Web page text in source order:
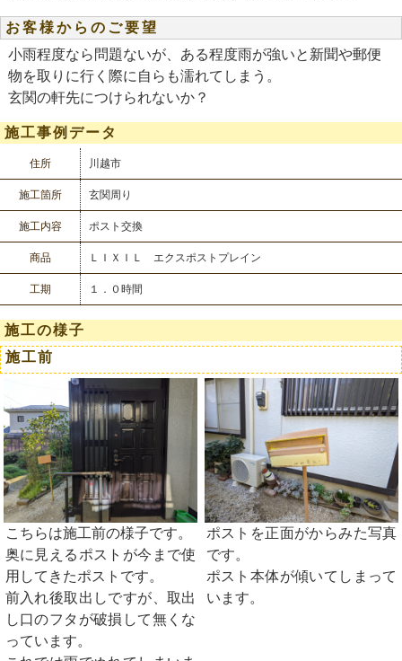
お客様からのご要望
小雨程度なら問題ないが、ある程度雨が強いと新聞や郵便
物を取りに行く際に自らも濡れてしまう。
玄関の軒先につけられないか？
施工事例データ
住所 川越市
施工箇所 玄関周り
施工内容 ポスト交換
商品 ＬＩＸＩＬ エクスポストプレイン
工期 １．０時間
施工の様子
施工前
こちらは施工前の様子です。
奥に見えるポストが今まで使
用してきたポストです。
前入れ後取出しですが、取出
し口のフタが破損して無くな
っています。
ポストを正面がからみた写真
です。
ポスト本体が傾いてしまって
います。